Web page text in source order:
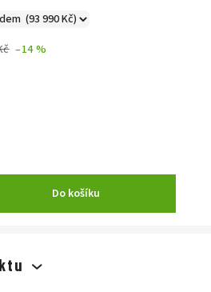
–14 %
Do košíku